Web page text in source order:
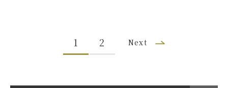
1 2 Next